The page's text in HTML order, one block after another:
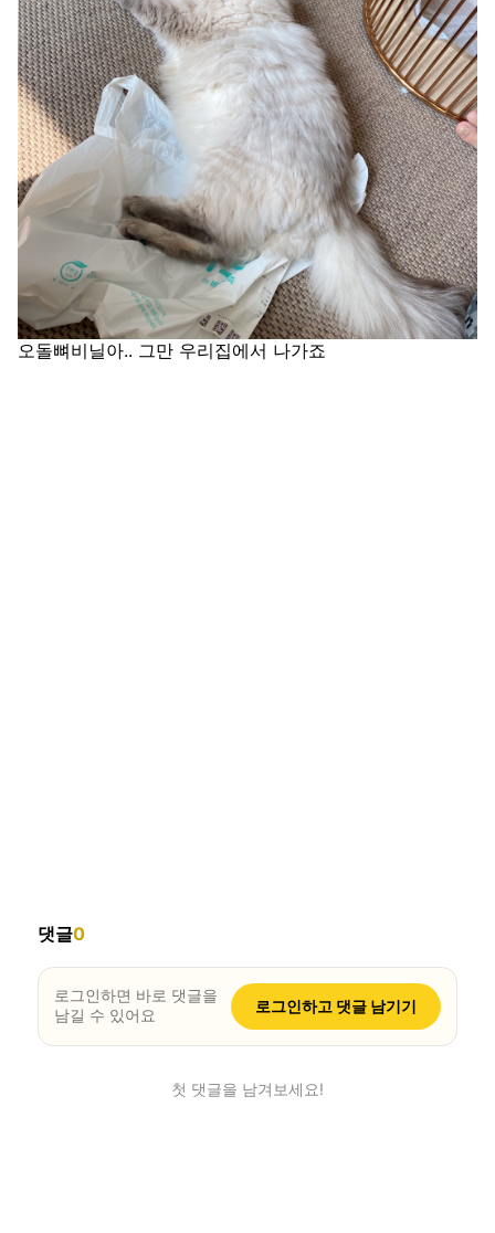
오돌뼈비닐아.. 그만 우리집에서 나가죠
댓글0
로그인하면 바로 댓글을
남길 수 있어요
로그인하고 댓글 남기기
첫 댓글을 남겨보세요!